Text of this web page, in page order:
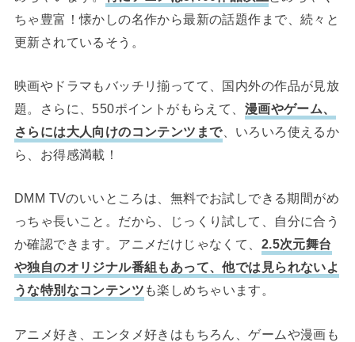
ちゃ豊富！懐かしの名作から最新の話題作まで、続々と
更新されているそう。
映画やドラマもバッチリ揃ってて、国内外の作品が見放
題。さらに、550ポイントがもらえて、 漫画やゲーム、
さらには大人向けのコンテンツまで、いろいろ使えるか
ら、お得感満載！
DMM TVのいいところは、無料でお試しできる期間がめ
っちゃ長いこと。だから、じっくり試して、自分に合う
か確認できます。アニメだけじゃなくて、 2.5次元舞台
や独自のオリジナル番組もあって、他では見られないよ
うな特別なコンテンツ も楽しめちゃいます。
アニメ好き、エンタメ好きはもちろん、ゲームや漫画も